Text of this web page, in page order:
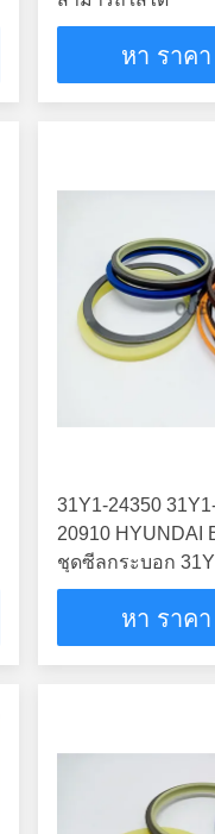
หา ราค
31Y1-24350
20910 HYUNDAI
ชุดซีลกระบอก
หา ราค